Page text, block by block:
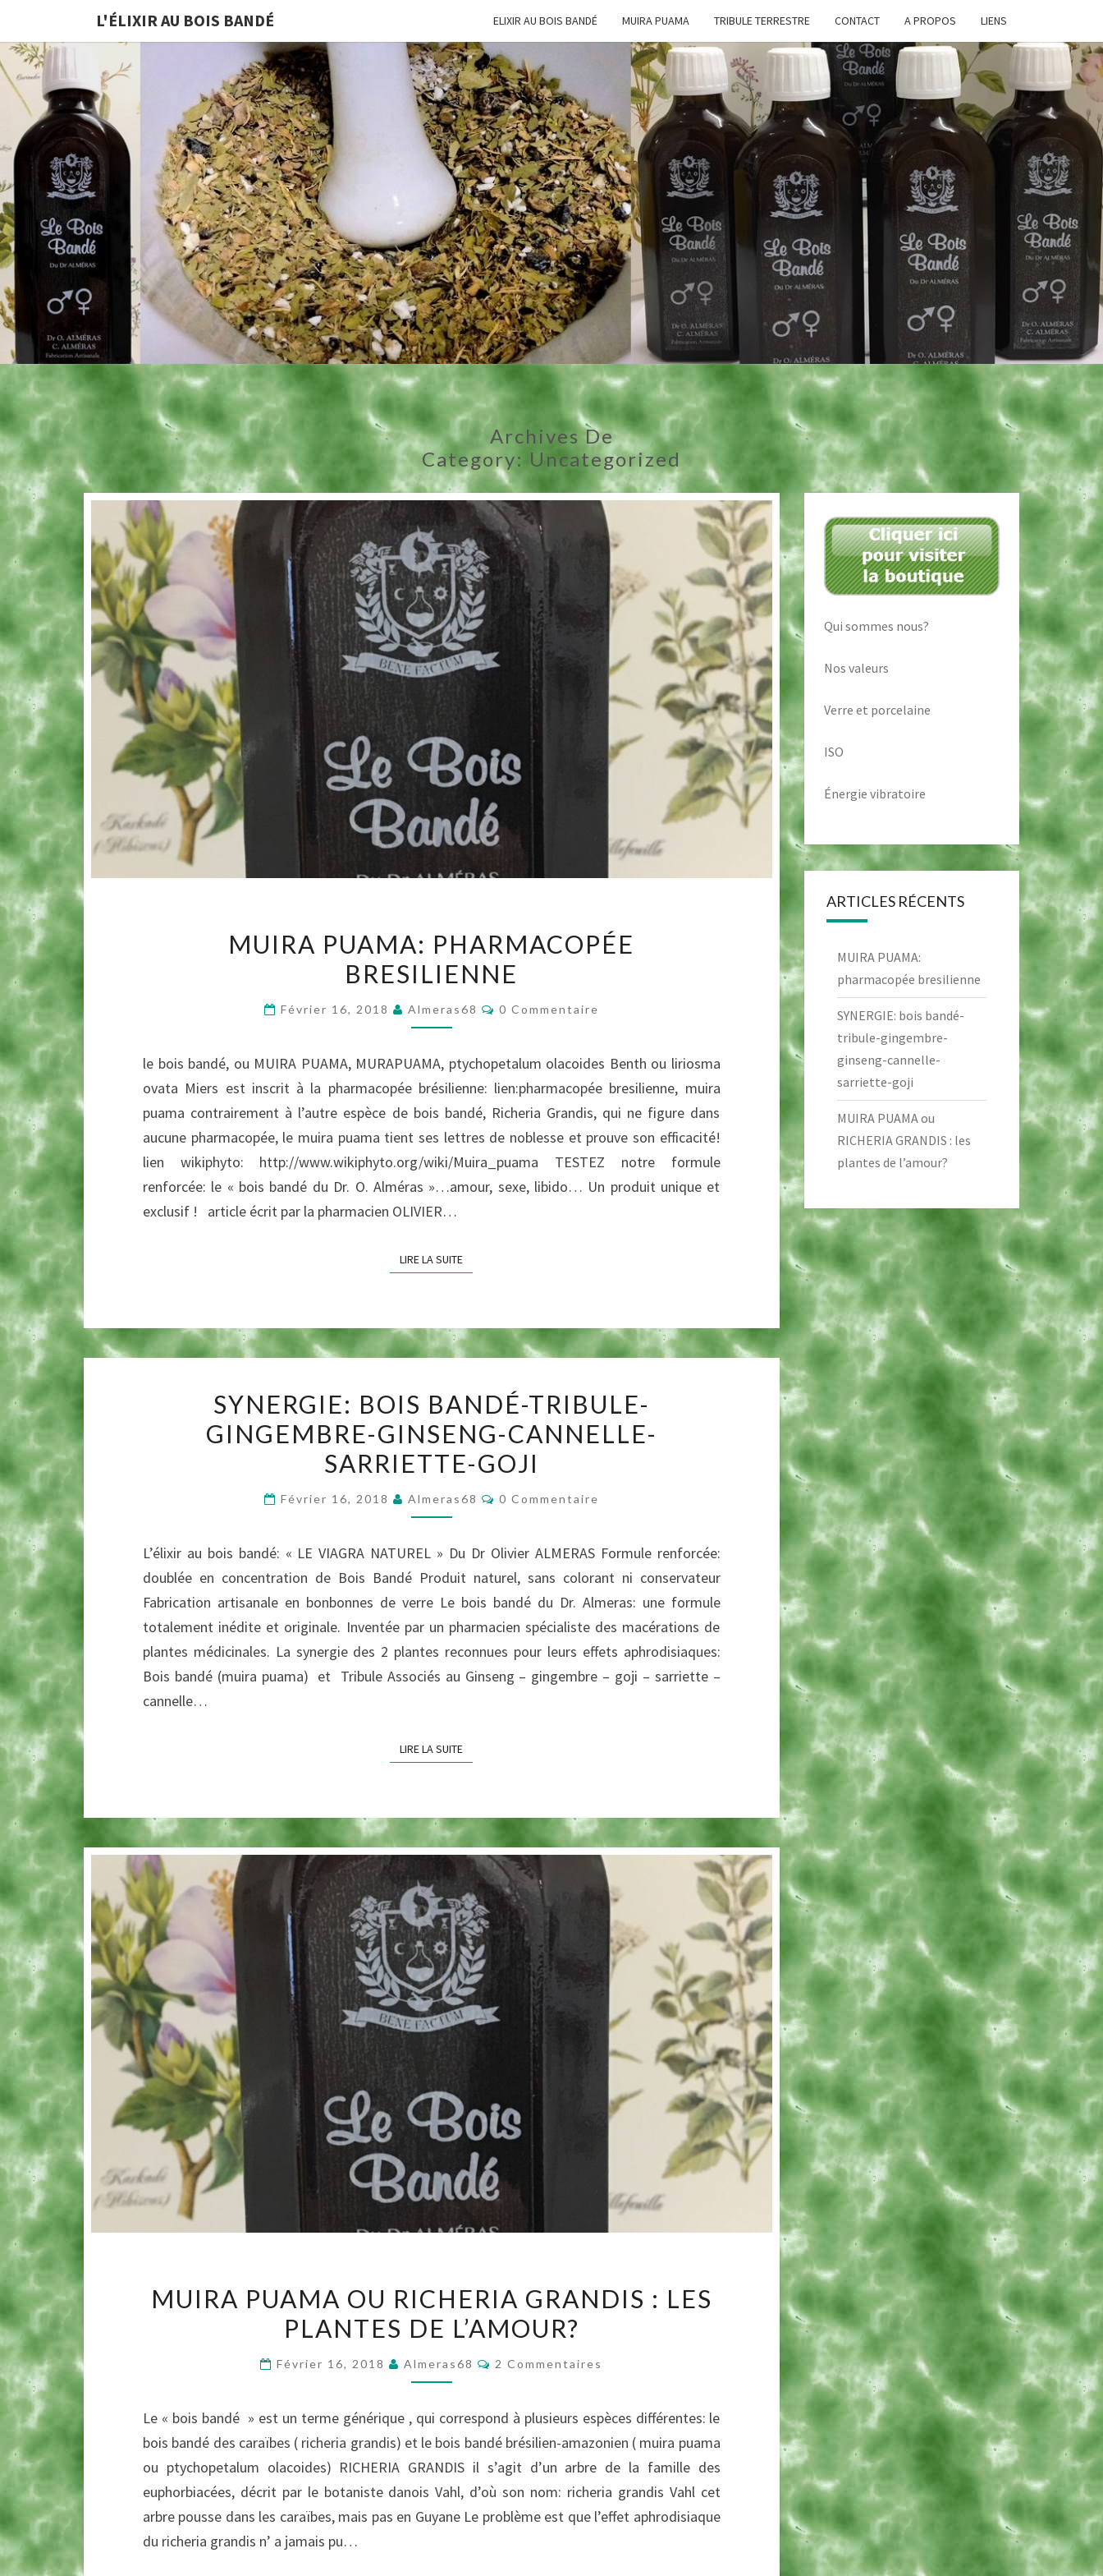
L'ÉLIXIR AU BOIS BANDÉ ELIXIR AU BOIS BANDÉ MUIRA PUAMA TRIBULE TERRESTRE CONTACT A PROPOS LIENS
L'ÉLIXIR
AU
BOIS
BANDÉ
Une Aide
Précieuse
Archives De
Category: Uncategorized
PUAMA:
PHARMACOPÉE
MUIRA PUAMA: PHARMACOPÉE
BRESILIENNE
Février 16, 2018 Almeras68 Commentaires
0 Commentaire
le bois bandé, ou MUIRA PUAMA, MURAPUAMA, ptychopetalum olacoides Benth ou liriosma
ovata Miers est inscrit à la pharmacopée brésilienne: lien:pharmacopée bresilienne, muira
puama contrairement à l’autre espèce de bois bandé, Richeria Grandis, qui ne figure dans
aucune pharmacopée, le muira puama tient ses lettres de noblesse et prouve son efficacité!
lien wikiphyto: http://www.wikiphyto.org/wiki/Muira_puama TESTEZ notre formule
renforcée: le « bois bandé du Dr. O. Alméras »…amour, sexe, libido… Un produit unique et
exclusif ! article écrit par la pharmacien OLIVIER…
LIRE LA SUITELIRE LA SUITE
BOIS
BANDÉ-
TRIBULE-
GINSENG-
SARRIETTE-
GOJI
SYNERGIE: BOIS BANDÉ-TRIBULE-
GINGEMBRE-GINSENG-CANNELLE-
SARRIETTE-GOJI
Février 16, 2018 Almeras68 Commentaires
0 Commentaire
L’élixir au bois bandé: « LE VIAGRA NATUREL » Du Dr Olivier ALMERAS Formule renforcée:
doublée en concentration de Bois Bandé Produit naturel, sans colorant ni conservateur
Fabrication artisanale en bonbonnes de verre Le bois bandé du Dr. Almeras: une formule
totalement inédite et originale. Inventée par un pharmacien spécialiste des macérations de
plantes médicinales. La synergie des 2 plantes reconnues pour leurs effets aphrodisiaques:
Bois bandé (muira puama) et Tribule Associés au Ginseng – gingembre – goji – sarriette –
cannelle…
LIRE LA SUITELIRE LA SUITE
PUAMA
OU
GRANDIS
LES
PLANTES
DE
L’AMOUR?
MUIRA PUAMA OU RICHERIA GRANDIS : LES
PLANTES DE L’AMOUR?
Février 16, 2018 Almeras68 Commentaires
2 Commentaires
Le « bois bandé » est un terme générique , qui correspond à plusieurs espèces différentes: le
bois bandé des caraïbes ( richeria grandis) et le bois bandé brésilien-amazonien ( muira puama
ou ptychopetalum olacoides) RICHERIA GRANDIS il s’agit d’un arbre de la famille des
euphorbiacées, décrit par le botaniste danois Vahl, d’où son nom: richeria grandis Vahl cet
arbre pousse dans les caraïbes, mais pas en Guyane Le problème est que l’effet aphrodisiaque
du richeria grandis n’ a jamais pu…
Qui sommes nous?
Nos valeurs
Verre et porcelaine
ISO
Énergie vibratoire
ARTICLES RÉCENTS
MUIRA PUAMA:
pharmacopée bresilienne
SYNERGIE: bois bandé-
tribule-gingembre-
ginseng-cannelle-
sarriette-goji
MUIRA PUAMA ou
RICHERIA GRANDIS : les
plantes de l’amour?